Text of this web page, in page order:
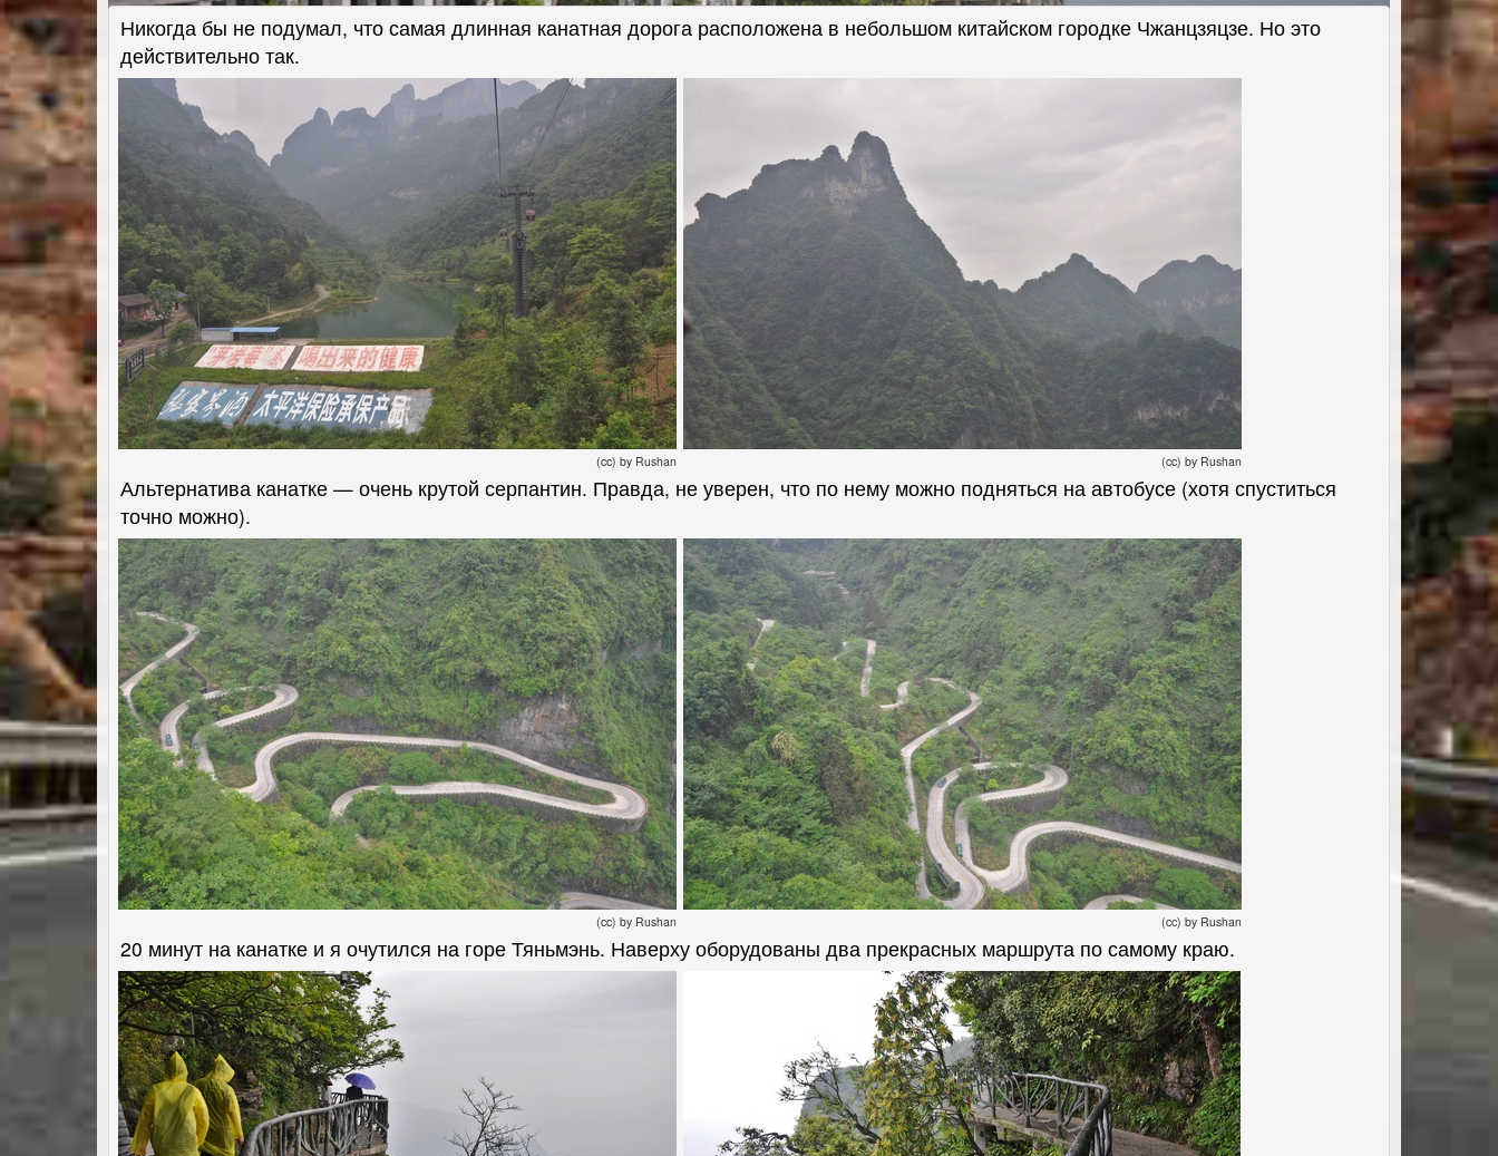
Никогда бы не подумал, что самая длинная канатная дорога расположена в небольшом китайском городке Чжанцзяцзе. Но это
действительно так.
(cc) by Rushan (cc) by Rushan
Альтернатива канатке — очень крутой серпантин. Правда, не уверен, что по нему можно подняться на автобусе (хотя спуститься
точно можно).
(cc) by Rushan (cc) by Rushan
20 минут на канатке и я очутился на горе Тяньмэнь. Наверху оборудованы два прекрасных маршрута по самому краю.